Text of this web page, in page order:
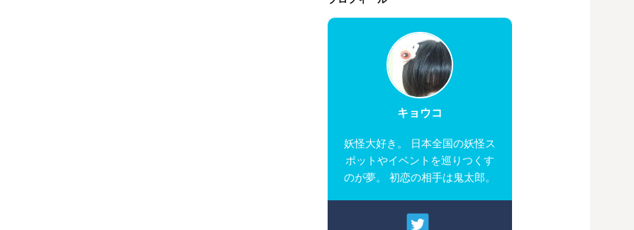
キョウコ
妖怪大好き。 日本全国の妖怪ス
ポットやイベントを巡りつくす
のが夢。 初恋の相手は鬼太郎。